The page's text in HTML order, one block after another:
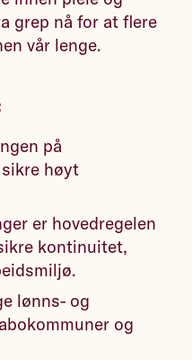
grep nå for at flere
vår lenge.
på
høyt
er hovedregelen
kontinuitet,
lønns- og
og